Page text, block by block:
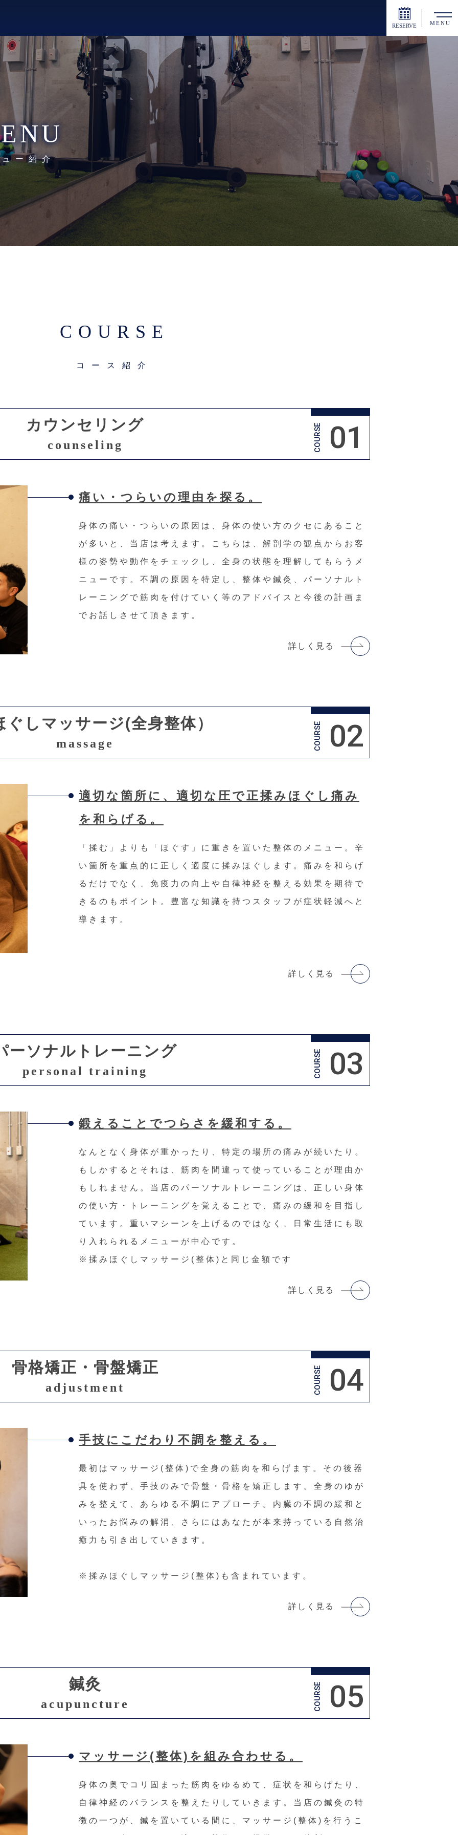
RESERVE MENU
ュー紹介
COURSE
コース紹介
カウンセリング
counseling COURSE 01
痛い・つらいの理由を探る。
身体の痛い・つらいの原因は、身体の使い方のクセにあること
が多いと、当店は考えます。こちらは、解剖学の観点からお客
様の姿勢や動作をチェックし、全身の状態を理解してもらうメ
ニューです。不調の原因を特定し、整体や鍼灸、パーソナルト
レーニングで筋肉を付けていく等のアドバイスと今後の計画ま
でお話しさせて頂きます。
詳しく見る
ぐしマッサージ(全身整体）
massage COURSE 02
適切な箇所に、適切な圧で正揉みほぐし痛み
を和らげる。
「揉む」よりも「ほぐす」に重きを置いた整体のメニュー。辛
い箇所を重点的に正しく適度に揉みほぐします。痛みを和らげ
るだけでなく、免疫力の向上や自律神経を整える効果を期待で
きるのもポイント。豊富な知識を持つスタッフが症状軽減へと
導きます。
詳しく見る
ーソナルトレーニング
personal training COURSE 03
鍛えることでつらさを緩和する。
なんとなく身体が重かったり、特定の場所の痛みが続いたり。
もしかするとそれは、筋肉を間違って使っていることが理由か
もしれません。当店のパーソナルトレーニングは、正しい身体
の使い方・トレーニングを覚えることで、痛みの緩和を目指し
ています。重いマシーンを上げるのではなく、日常生活にも取
り入れられるメニューが中心です。
※揉みほぐしマッサージ(整体)と同じ金額です
詳しく見る
骨格矯正・骨盤矯正
adjustment COURSE 04
手技にこだわり不調を整える。
最初はマッサージ(整体)で全身の筋肉を和らげます。その後器
具を使わず、手技のみで骨盤・骨格を矯正します。全身のゆが
みを整えて、あらゆる不調にアプローチ。内臓の不調の緩和と
いったお悩みの解消、さらにはあなたが本来持っている自然治
癒力も引き出していきます。
※揉みほぐしマッサージ(整体)も含まれています。
詳しく見る
鍼灸
acupuncture COURSE 05
マッサージ(整体)を組み合わせる。
身体の奥でコリ固まった筋肉をゆるめて、症状を和らげたり、
自律神経のバランスを整えたりしていきます。当店の鍼灸の特
徴の一つが、鍼を置いている間に、マッサージ(整体)を行うこ